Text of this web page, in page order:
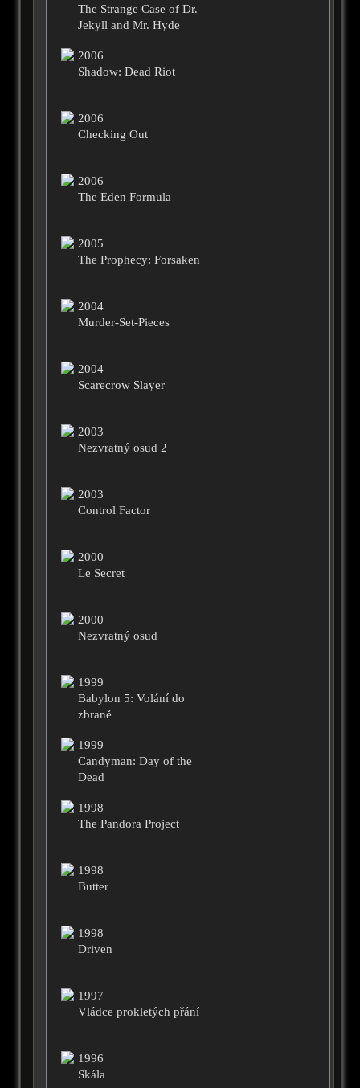
The Strange Case of Dr.
Jekyll and Mr. Hyde
2006
Shadow: Dead Riot
2006
Checking Out
2006
The Eden Formula
2005
The Prophecy: Forsaken
2004
Murder-Set-Pieces
2004
Scarecrow Slayer
2003
Nezvratný osud 2
2003
Control Factor
2000
Le Secret
2000
Nezvratný osud
1999
Babylon 5: Volání do
zbraně
1999
Candyman: Day of the
Dead
1998
The Pandora Project
1998
Butter
1998
Driven
1997
Vládce prokletých přání
1996
Skála